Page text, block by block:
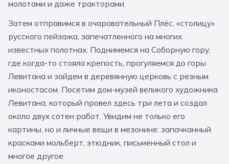
📚 ПО ПРЕДМЕТАМ
Все предметы Литература История
География Ещё 7
Все музеи Музей космонавтики
Дарвиновский музей
молотами и даже тракторами.
Затем отправимся в очаровательный Плёс, «столицу»
русского пейзажа, запечатленного на многих
известных полотнах. Поднимемся на Соборную гору,
где когда-то стояла крепость, прогуляемся до горы
Левитана и зайдем в деревянную церковь с резным
иконостасом. Посетим дом-музей великого художника
Левитана, который провел здесь три лета и создал
около двух сотен работ. Увидим не только его
картины, но и личные вещи в мезонине: запачканный
красками мольберт, этюдник, письменный стол и
многое другое.